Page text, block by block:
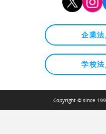
企業
学校
Copyright © since